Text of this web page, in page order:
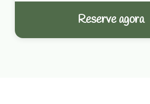
Reserve agora